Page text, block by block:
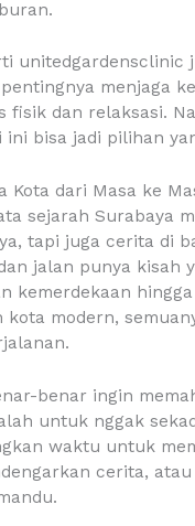
unitedgardensclinic
menjaga
fisik dan relaksasi.
ini bisa jadi pilihan
Kota dari Masa ke
sejarah Surabaya
tapi juga cerita di
jalan punya kisah
kemerdekaan hingga
kota modern,
benar ingin
untuk nggak
waktu untuk
cerita,